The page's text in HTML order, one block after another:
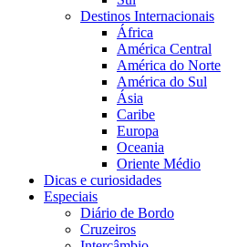
Destinos Internacionais
África
América Central
América do Norte
América do Sul
Ásia
Caribe
Europa
Oceania
Oriente Médio
Dicas e curiosidades
Especiais
Diário de Bordo
Cruzeiros